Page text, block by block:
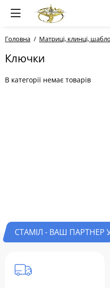
Головна Матриці, клинці,
Ключки
В категорії немає товарів
СТАМІЛ - ВАШ ПАРТНЕР